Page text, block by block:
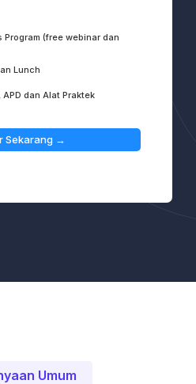
Program (free webinar dan
Lunch
dan Alat Praktek
Sekarang →
Umum